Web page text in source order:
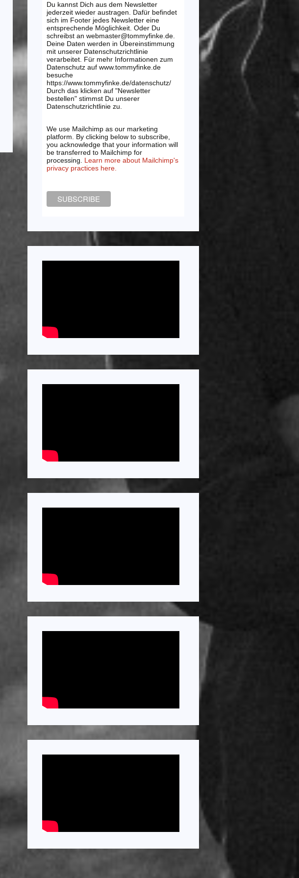
Du kannst Dich aus dem Newsletter
jederzeit wieder austragen. Dafür befindet
sich im Footer jedes Newsletter eine
entsprechende Möglichkeit. Oder Du
schreibst an webmaster@tommyfinke.de.
Deine Daten werden in Übereinstimmung
mit unserer Datenschutzrichtlinie
verarbeitet. Für mehr Informationen zum
Datenschutz auf www.tommyfinke.de
besuche
https://www.tommyfinke.de/datenschutz/
Durch das klicken auf "Newsletter
bestellen" stimmst Du unserer
Datenschutzrichtlinie zu.
We use Mailchimp as our marketing
platform. By clicking below to subscribe,
you acknowledge that your information will
be transferred to Mailchimp for
processing. Learn more about Mailchimp's
privacy practices here.